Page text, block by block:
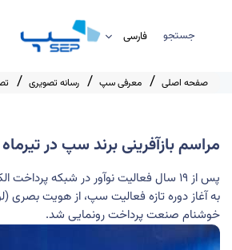
جستجو
صفحه اصلی معرفی سپ رسانه تصویری
مراسم بازآفرینی برند سپ در تیرماه 1401
پس از 19 سال فعالیت نوآور در شبکه
به آغاز دوره تازه فعالیت سپ، از هویت بصری
خوشنام صنعت پرداخت رونمایی شد.